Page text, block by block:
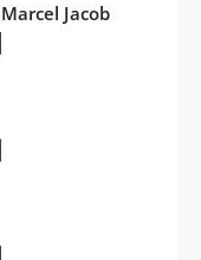
Jacob